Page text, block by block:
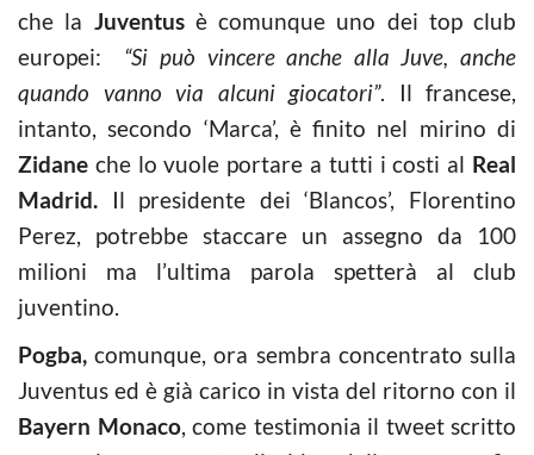
che la Juventusè comunque uno dei top club
europei: “Si può vincere anche alla Juve, anche
quando vanno via alcuni giocatori”. Il francese,
intanto, secondo ‘Marca’, è finito nel mirino di
Zidane che lo vuole portare a tutti i costi al Real
Madrid. Il presidente dei ‘Blancos’, Florentino
Perez, potrebbe staccare un assegno da 100
milioni ma l’ultima parola spetterà al club
juventino.
Pogba, comunque, ora sembra concentrato sulla
Juventus ed è già carico in vista del ritorno con il
Bayern Monaco, come testimonia il tweet scritto